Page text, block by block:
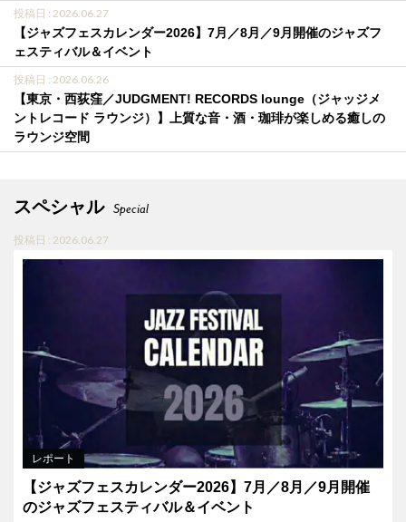
投稿日 : 2026.06.27
【ジャズフェスカレンダー2026】7月／8月／9月開催のジャズフ
ェスティバル＆イベント
投稿日 : 2026.06.26
【東京・西荻窪／JUDGMENT! RECORDS lounge（ジャッジメ
ントレコード ラウンジ）】上質な音・酒・珈琲が楽しめる癒しの
ラウンジ空間
スペシャル Special
投稿日 : 2026.06.27
レポート
【ジャズフェスカレンダー2026】7月／8月／9月開催
のジャズフェスティバル＆イベント